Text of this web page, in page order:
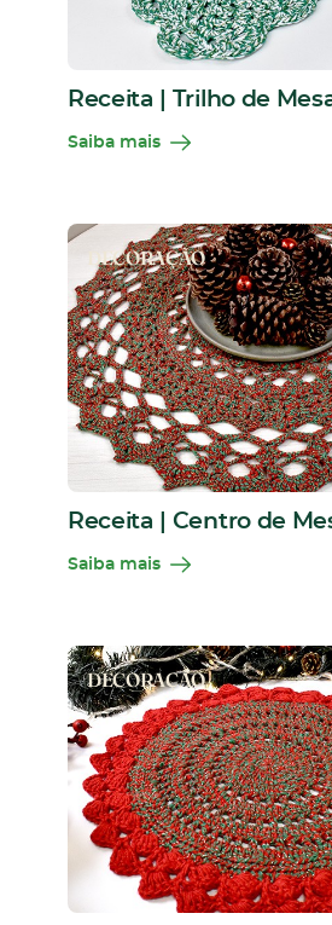
Receita | Trilho de
Saiba mais
Receita | Centro de
Saiba mais
DECORAÇÃO
DECORAÇÃO